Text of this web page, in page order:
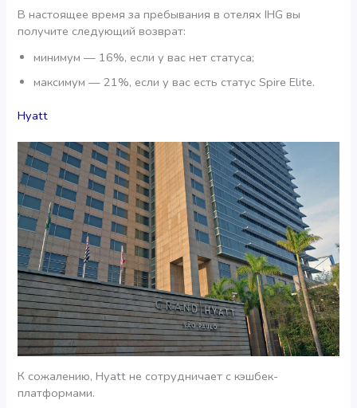
В настоящее время за пребывания в отелях IHG вы
получите следующий возврат:
минимум — 16%, если у вас нет статуса;
максимум — 21%, если у вас есть статус Spire Elite.
Hyatt
К сожалению, Hyatt не сотрудничает с кэшбек-
платформами.